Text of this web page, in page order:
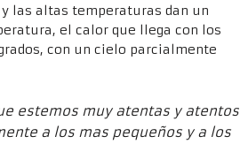
las altas temperaturas dan un
el calor que llega con los
con un cielo parcialmente
estemos muy atentas y atentos
a los mas pequeños y a los